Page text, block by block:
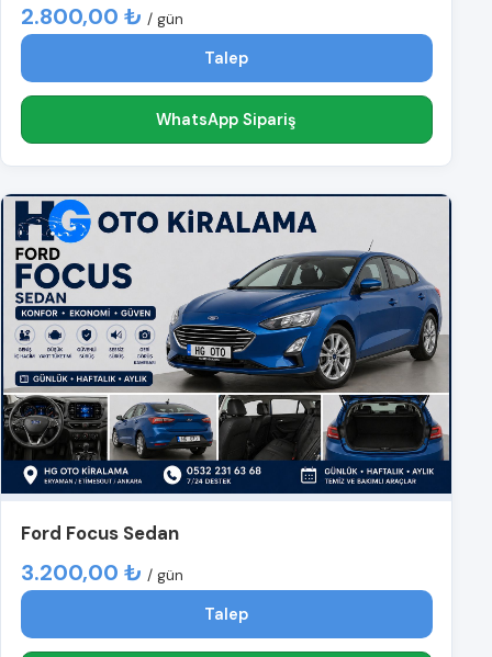
2.800,00 ₺ / gün
Talep
WhatsApp Sipariş
Ford Focus Sedan
3.200,00 ₺ / gün
Talep